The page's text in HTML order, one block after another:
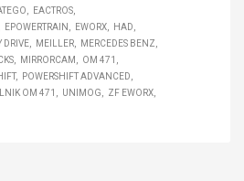
EACTROS
EPOWERTRAIN EWORX
HAD
DRIVE
MEILLER
MERCEDES BENZ
MIRRORCAM
OM 471
POWERSHIFT ADVANCED
OM 471 UNIMOG ZF EWORX